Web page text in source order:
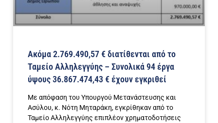
Ακόμα 2.769.490,57 € διατίθενται από το
Ταμείο Αλληλεγγύης – Συνολικά 94 έργα
ύψους 36.867.474,43 € έχουν εγκριθεί
Με απόφαση του Υπουργού Μετανάστευσης και
Ασύλου, κ. Νότη Μηταράκη, εγκρίθηκαν από το
Ταμείο Αλληλεγγύης επιπλέον χρηματοδοτήσεις